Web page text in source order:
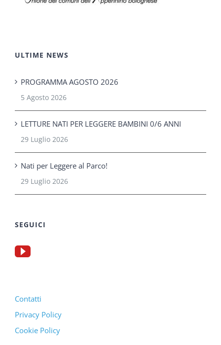
ULTIME NEWS
PROGRAMMA AGOSTO 2026
5 Agosto 2026
LETTURE NATI PER LEGGERE BAMBINI 0/6 ANNI
29 Luglio 2026
Nati per Leggere al Parco!
29 Luglio 2026
SEGUICI
Contatti
Privacy Policy
Cookie Policy